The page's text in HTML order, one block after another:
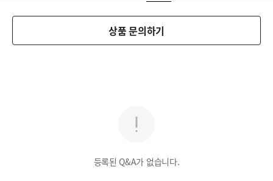
상품 문의하기
등록된 Q&A가 없습니다.